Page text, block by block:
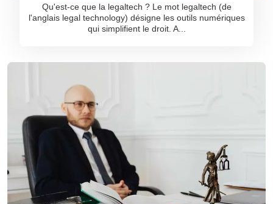
Qu'est-ce que la legaltech ? Le mot legaltech (de
l'anglais legal technology) désigne les outils numériques
qui simplifient le droit. A...